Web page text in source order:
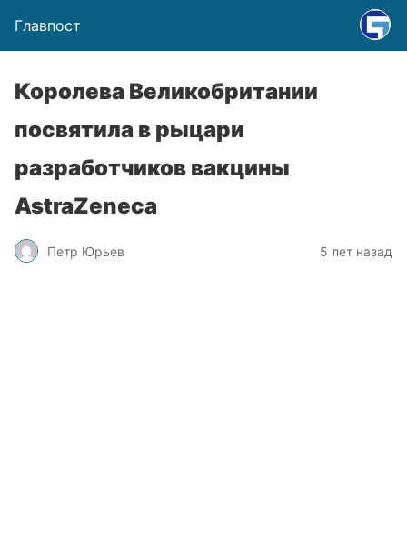
Главпост
Королева Великобритании
посвятила в рыцари
разработчиков вакцины
AstraZeneca
Петр Юрьев 5 лет назад